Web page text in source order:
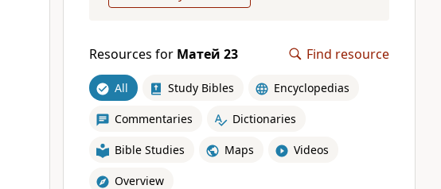
Resources for Матей 23 Find resource
All Study Bibles Encyclopedias
Commentaries Dictionaries
Bible Studies Maps Videos
Overview